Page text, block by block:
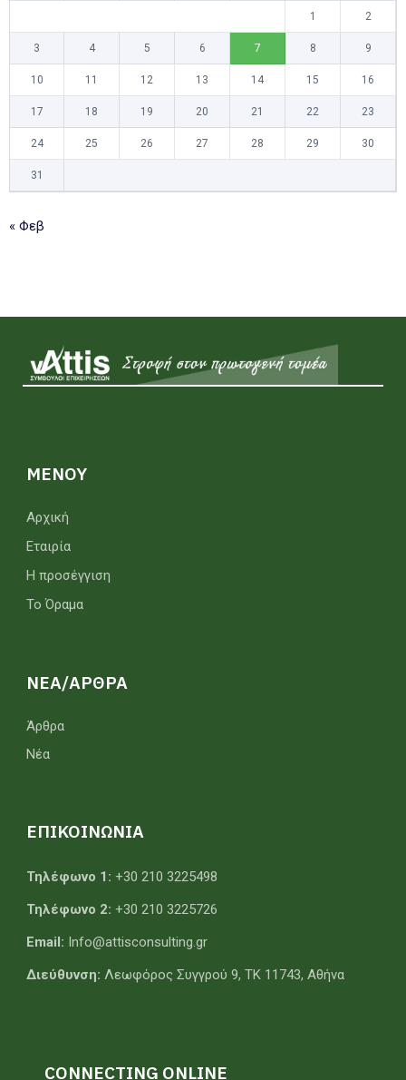
1 2
3 4 5 6 7 8 9
10 11 12 13 14 15 16
17 18 19 20 21 22 23
24 25 26 27 28 29 30
31
« Φεβ
MENOY
Αρχική
Εταιρία
Η προσέγγιση
Το Όραμα
ΝΕΑ/ΑΡΘΡΑ
Άρθρα
Νέα
ΕΠΙΚΟΙΝΩΝΙΑ
Τηλέφωνο 1: +30 210 3225498
Τηλέφωνο 2: +30 210 3225726
Email: Info@attisconsulting.gr
Διεύθυνση: Λεωφόρος Συγγρού 9, ΤΚ 11743, Αθήνα
CONNECTING ONLINE